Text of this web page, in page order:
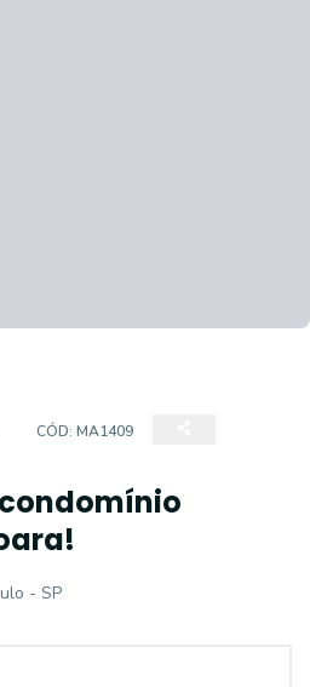
CÓD: MA1409
- SP